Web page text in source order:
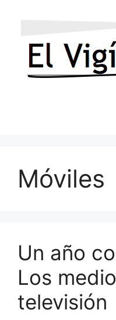
Móviles
Un año
Los
televisión